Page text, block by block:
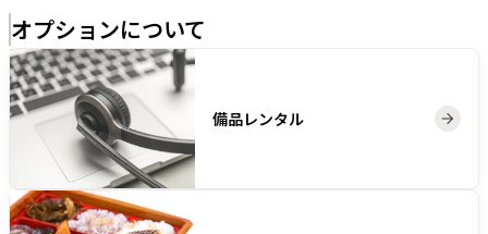
オプションについて
備品レンタル